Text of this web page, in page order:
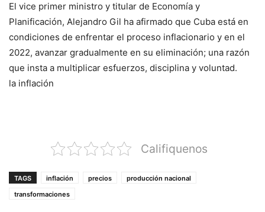
El vice primer ministro y titular de Economía y
Planificación, Alejandro Gil ha afirmado que Cuba está en
condiciones de enfrentar el proceso inflacionario y en el
2022, avanzar gradualmente en su eliminación; una razón
que insta a multiplicar esfuerzos, disciplina y voluntad.
la inflación
Califiquenos
TAGS inflación precios
producción nacional
transformaciones